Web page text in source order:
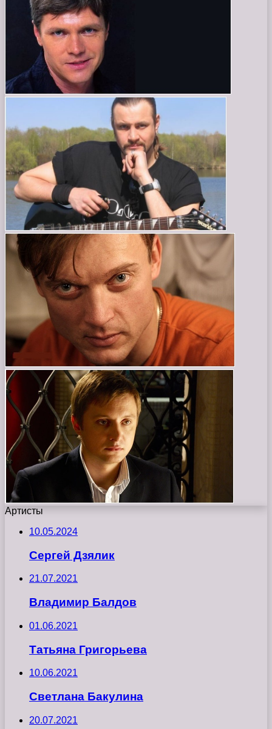
Артисты
10.05.2024
Сергей Дзялик
21.07.2021
Владимир Балдов
01.06.2021
Татьяна Григорьева
10.06.2021
Светлана Бакулина
20.07.2021